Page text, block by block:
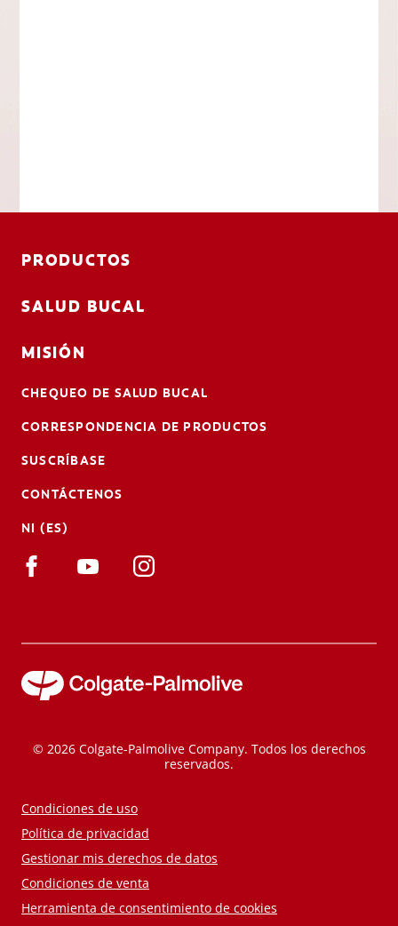
PRODUCTOS
SALUD BUCAL
MISIÓN
CHEQUEO DE SALUD BUCAL
CORRESPONDENCIA DE PRODUCTOS
SUSCRÍBASE
CONTÁCTENOS
NI (ES)
© 2026 Colgate-Palmolive Company. Todos los derechos
reservados.
Condiciones de uso
Política de privacidad
Gestionar mis derechos de datos
Condiciones de venta
Herramienta de consentimiento de cookies